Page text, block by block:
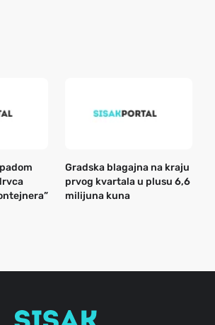
Gradska blagajna na kraju
prvog kvartala u plusu 6,6
milijuna kuna